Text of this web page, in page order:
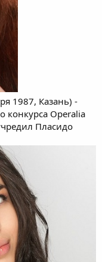
1987, Казань) -
конкурса Operalia
Пласидо